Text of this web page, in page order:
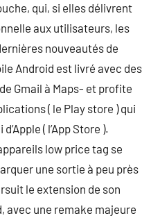
qui, si elles délivrent
aux utilisateurs, les
nouveautés de
Android est livré avec des
Gmail à Maps- et profite
( le Play store ) qui
( l’App Store ).
low price tag se
une sortie à peu près
le extension de son
avec une remake majeure